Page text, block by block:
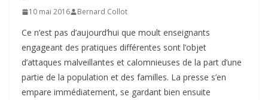
10 mai 2016 Bernard Collot
Ce n’est pas d’aujourd’hui que moult enseignants
engageant des pratiques différentes sont l’objet
d’attaques malveillantes et calomnieuses de la part d’une
partie de la population et des familles. La presse s’en
empare immédiatement, se gardant bien ensuite